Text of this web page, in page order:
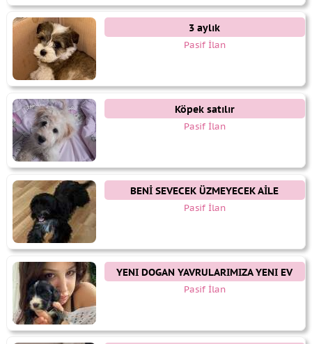
3 aylık
Pasif İlan
Köpek satılır
Pasif İlan
BENİ SEVECEK ÜZMEYECEK AİLE
ARIYORUM
Pasif İlan
YENI DOGAN YAVRULARIMIZA YENI EV
Pasif İlan